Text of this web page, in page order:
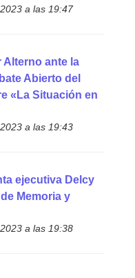
a las 19:47
Alterno ante la
Abierto del
«La Situación en
a las 19:43
ejecutiva Delcy
Memoria y
a las 19:38